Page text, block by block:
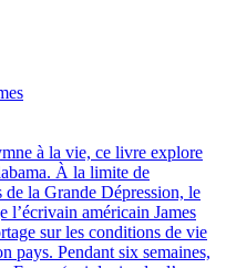
à la vie, ce livre explore
À la limite de
la Grande Dépression, le
l’écrivain américain James
sur les conditions de vie
pays. Pendant six semaines,